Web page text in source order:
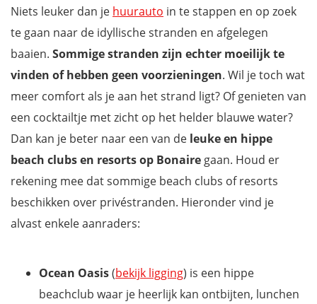
Niets leuker dan je huurauto in te stappen en op zoek
te gaan naar de idyllische stranden en afgelegen
baaien. Sommige stranden zijn echter moeilijk te
vinden of hebben geen voorzieningen. Wil je toch wat
meer comfort als je aan het strand ligt? Of genieten van
een cocktailtje met zicht op het helder blauwe water?
Dan kan je beter naar een van de leuke en hippe
beach clubs en resorts op Bonaire gaan. Houd er
rekening mee dat sommige beach clubs of resorts
beschikken over privéstranden. Hieronder vind je
alvast enkele aanraders:
Ocean Oasis(bekijk ligging) is een hippe
beachclub waar je heerlijk kan ontbijten, lunchen